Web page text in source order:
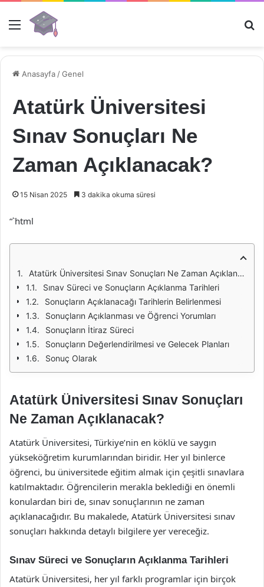
Menü
Anasayfa /Genel
Atatürk Üniversitesi
Sınav Sonuçları Ne
Zaman Açıklanacak?
15 Nisan 2025 3 dakika okuma süresi
“`html
Atatürk Üniversitesi Sınav Sonuçları Ne Zaman Açıklanacak?
Sınav Süreci ve Sonuçların Açıklanma Tarihleri
Sonuçların Açıklanacağı Tarihlerin Belirlenmesi
Sonuçların Açıklanması ve Öğrenci Yorumları
Sonuçların İtiraz Süreci
Sonuçların Değerlendirilmesi ve Gelecek Planları
Sonuç Olarak
Atatürk Üniversitesi Sınav Sonuçları
Ne Zaman Açıklanacak?
Atatürk Üniversitesi, Türkiye’nin en köklü ve saygın
yükseköğretim kurumlarından biridir. Her yıl binlerce
öğrenci, bu üniversitede eğitim almak için çeşitli sınavlara
katılmaktadır. Öğrencilerin merakla beklediği en önemli
konulardan biri de, sınav sonuçlarının ne zaman
açıklanacağıdır. Bu makalede, Atatürk Üniversitesi sınav
sonuçları hakkında detaylı bilgilere yer vereceğiz.
Sınav Süreci ve Sonuçların Açıklanma Tarihleri
Atatürk Üniversitesi, her yıl farklı programlar için birçok